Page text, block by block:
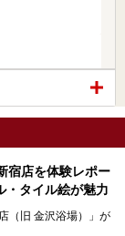
宿店を体験レポー
・タイル絵が魅力
（旧 金沢浴場）」が